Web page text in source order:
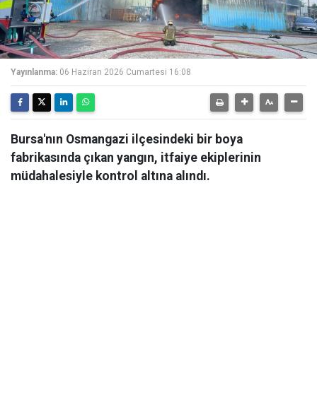
Yayınlanma: 06 Haziran 2026 Cumartesi 16:08
Bursa'nın Osmangazi ilçesindeki bir boya
fabrikasında çıkan yangın, itfaiye ekiplerinin
müdahalesiyle kontrol altına alındı.